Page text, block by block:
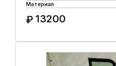
Материал
₽ 13200